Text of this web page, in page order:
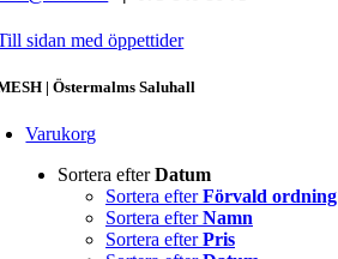
sidan med öppettider
| Östermalms Saluhall
Varukorg
Sortera efterDatum
Sortera efterFörvald ordning
Sortera efterNamn
Sortera efterPris